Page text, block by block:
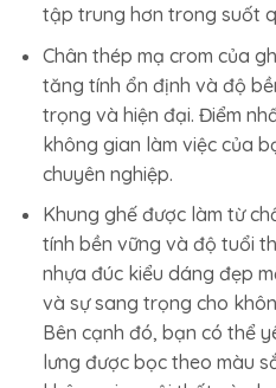
tập trung hơn trong suốt
Chân thép mạ crom của
tăng tính ổn định và độ
trọng và hiện đại. Điểm
không gian làm việc của
chuyên nghiệp.
Khung ghế được làm từ
tính bền vững và độ tuổi
nhựa đúc kiểu dáng đẹp
và sự sang trọng cho
Bên cạnh đó, bạn có thể
lưng được bọc theo màu